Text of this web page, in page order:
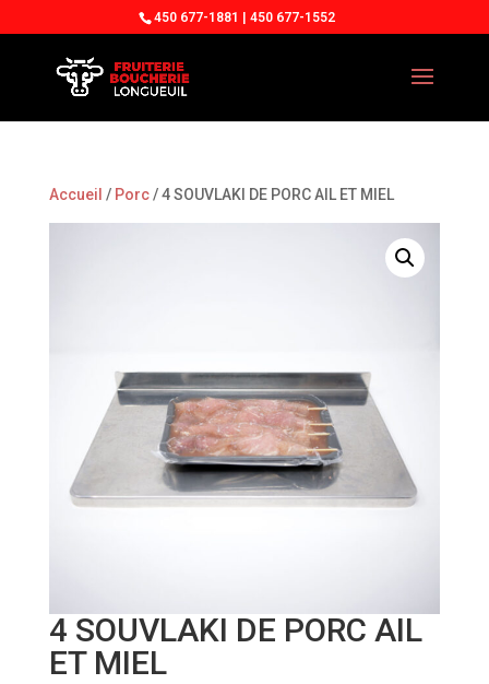
450 677-1881 | 450 677-1552
Accueil / Porc/ 4 SOUVLAKI DE PORC AIL ET MIEL
4 SOUVLAKI DE PORC AIL
ET MIEL